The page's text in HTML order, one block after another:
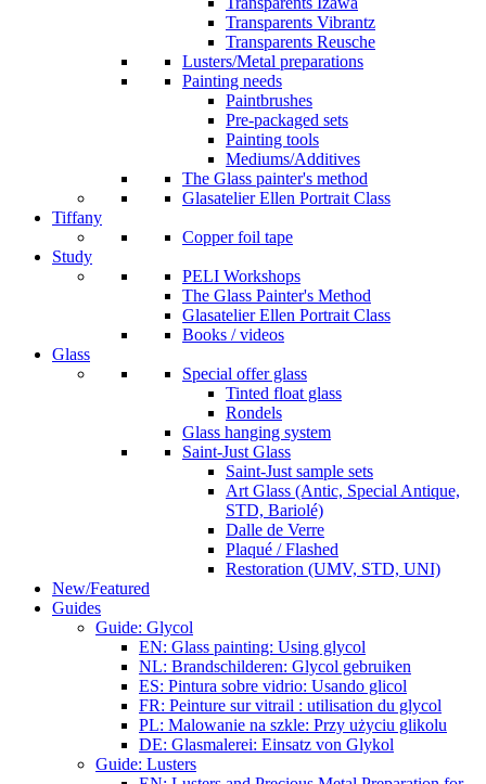
Transparents Vibrantz
Transparents Reusche
Lusters/Metal preparations
Painting needs
Paintbrushes
Pre-packaged sets
Painting tools
Mediums/Additives
The Glass painter's method
Glasatelier Ellen Portrait Class
Tiffany
Copper foil tape
Study
PELI Workshops
The Glass Painter's Method
Glasatelier Ellen Portrait Class
Books / videos
Glass
Special offer glass
Tinted float glass
Rondels
Glass hanging system
Saint-Just Glass
Saint-Just sample sets
Art Glass (Antic, Special Antique,
STD, Bariolé)
Dalle de Verre
Plaqué / Flashed
Restoration (UMV, STD, UNI)
New/Featured
Guides
Guide: Glycol
EN: Glass painting: Using glycol
NL: Brandschilderen: Glycol gebruiken
ES: Pintura sobre vidrio: Usando glicol
FR: Peinture sur vitrail : utilisation du glycol
PL: Malowanie na szkle: Przy użyciu glikolu
DE: Glasmalerei: Einsatz von Glykol
Guide: Lusters